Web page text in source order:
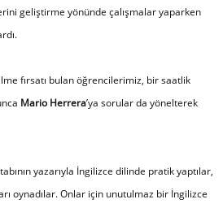
geliştirme yönünde çalışmalar yaparken
fırsatı bulan öğrencilerimiz, bir saatlik
Mario Herrera’ya sorular da yönelterek
yazarıyla İngilizce dilinde pratik yaptılar,
oynadılar. Onlar için unutulmaz bir İngilizce